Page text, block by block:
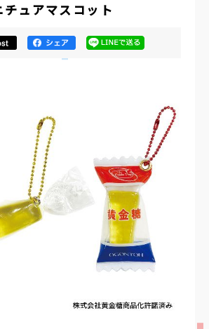
ュアマスコット